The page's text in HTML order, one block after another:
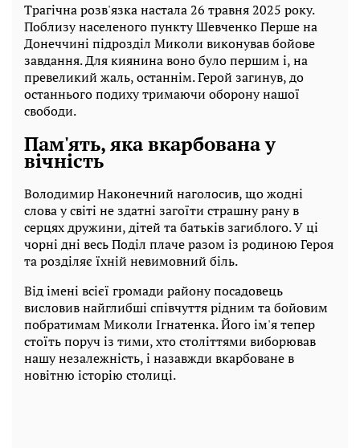
Трагічна розв'язка настала 26 травня 2025 року.
Поблизу населеного пункту Шевченко Перше на
Донеччині підрозділ Миколи виконував бойове
завдання. Для киянина воно було першим і, на
превеликий жаль, останнім. Герой загинув, до
останнього подиху тримаючи оборону нашої
свободи.
Пам'ять, яка вкарбована у
вічність
Володимир Наконечний наголосив, що жодні
слова у світі не здатні загоїти страшну рану в
серцях дружини, дітей та батьків загиблого. У ці
чорні дні весь Поділ плаче разом із родиною Героя
та розділяє їхній невимовний біль.
Від імені всієї громади району посадовець
висловив найглибші співчуття рідним та бойовим
побратимам Миколи Ігнатенка. Його ім'я тепер
стоїть поруч із тими, хто століттями виборював
нашу незалежність, і назавжди вкарбоване в
новітню історію столиці.